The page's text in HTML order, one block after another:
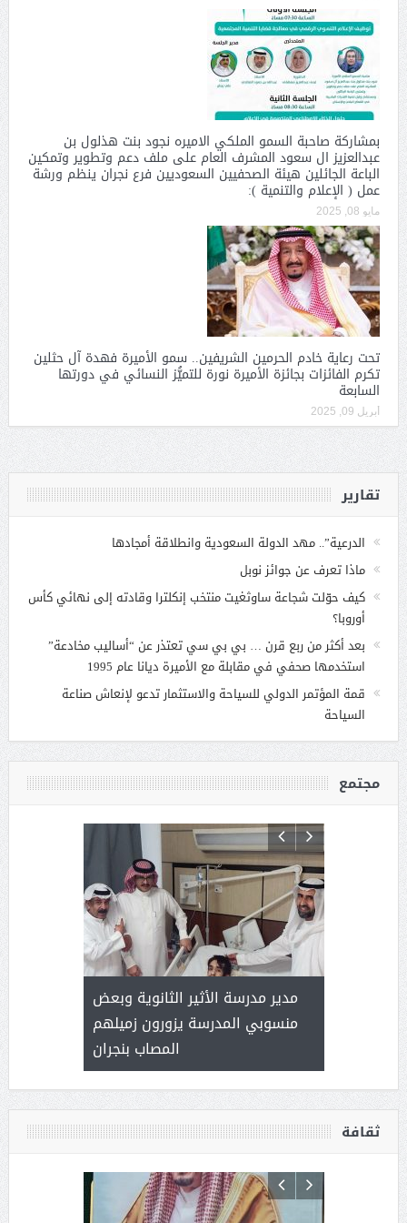
بمشاركة صاحبة السمو الملكي الاميره نجود بنت هذلول بن
عبدالعزيز ال سعود المشرف العام على ملف دعم وتطوير وتمكين
الباعة الجائلين هيئة الصحفيين السعوديين فرع نجران ينظم ورشة
عمل ( الإعلام والتنمية ):
مايو 08, 2025
تحت رعاية خادم الحرمين الشريفين.. سمو الأميرة فهدة آل حثلين
تكرم الفائزات بجائزة الأميرة نورة للتميُّز النسائي في دورتها
السابعة
أبريل 09, 2025
تقارير
الدرعية”.. مهد الدولة السعودية وانطلاقة أمجادها
ماذا تعرف عن جوائز نوبل
كيف حوّلت شجاعة ساوثغيت منتخب إنكلترا وقادته إلى نهائي كأس
أوروبا؟
بعد أكثر من ربع قرن … بي بي سي تعتذر عن “أساليب مخادعة”
استخدمها صحفي في مقابلة مع الأميرة ديانا عام 1995
قمة المؤتمر الدولي للسياحة والاستثمار تدعو لإنعاش صناعة
السياحة
مجتمع
( محمد
مدير مدرسة الأثير الثانوية وبعض
منسوبي المدرسة يزورون زميلهم
المصاب بنجران
) .. ميراث
ثقافة